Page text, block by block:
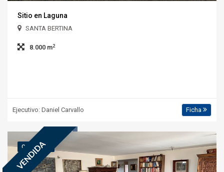
Sitio en Laguna
SANTA BERTINA
8.000 m2
Ejecutivo: Daniel Carvallo Ficha
VENDIDA
COD.: 5.245